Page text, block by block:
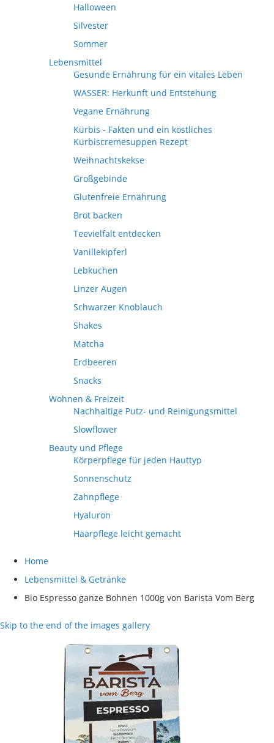
Halloween
Silvester
Sommer
Lebensmittel
Gesunde Ernährung für ein vitales Leben
WASSER: Herkunft und Entstehung
Vegane Ernährung
Kürbis - Fakten und ein köstliches
Kürbiscremesuppen Rezept
Weihnachtskekse
Großgebinde
Glutenfreie Ernährung
Brot backen
Teevielfalt entdecken
Vanillekipferl
Lebkuchen
Linzer Augen
Schwarzer Knoblauch
Shakes
Matcha
Erdbeeren
Snacks
Wohnen & Freizeit
Nachhaltige Putz- und Reinigungsmittel
Slowflower
Beauty und Pflege
Körperpflege für jeden Hauttyp
Sonnenschutz
Zahnpflege
Hyaluron
Haarpflege leicht gemacht
Home
Lebensmittel & Getränke
Bio Espresso ganze Bohnen 1000g von Barista Vom Berg
Skip to the end of the images gallery